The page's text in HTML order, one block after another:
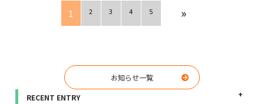
1 2 3 4 5 »
お知らせ一覧
RECENT ENTRY